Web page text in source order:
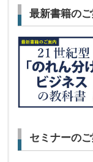
最新書籍の
セミナーの